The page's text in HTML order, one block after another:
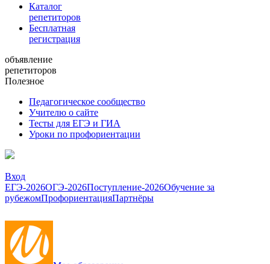
Каталог
репетиторов
Бесплатная
регистрация
объявление
репетиторов
Полезное
Педагогическое сообщество
Учителю о сайте
Тесты для ЕГЭ и ГИА
Уроки по профориентации
Вход
ЕГЭ-2026ОГЭ-2026Поступление-2026Обучение за
рубежомПрофориентацияПартнёры